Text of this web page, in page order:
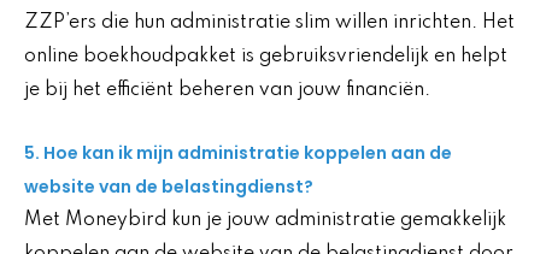
ZZP’ers die hun administratie slim willen inrichten. Het
online boekhoudpakket is gebruiksvriendelijk en helpt
je bij het efficiënt beheren van jouw financiën.
5. Hoe kan ik mijn administratie koppelen aan de
website van de belastingdienst?
Met Moneybird kun je jouw administratie gemakkelijk